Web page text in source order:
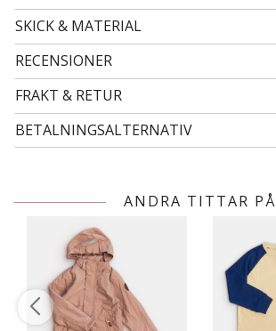
SKICK & MATERIAL
RECENSIONER
FRAKT & RETUR
BETALNINGSALTERNATIV
ANDRA TITTAR PÅ